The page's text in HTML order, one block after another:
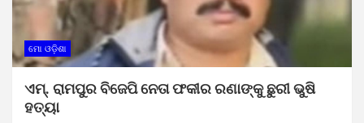
ମୋ ଓଡ଼ିଶା
ଏମ୍. ରାମପୁର ବିଜେପି ନେତା ଫକୀର ରଣାଙ୍କୁ ଛୁରୀ ଭୁଷି
ହତ୍ୟା